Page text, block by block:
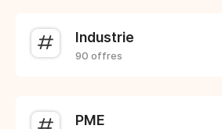
Industrie
90 offres
PME